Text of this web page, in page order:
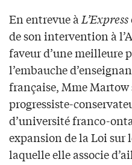
En entrevue àL’Express
de son intervention à
faveur d’une meilleure
l’embauche
française, Mme
progressiste-
d’université franco-
expansion de la Loi sur
laquelle elle associe